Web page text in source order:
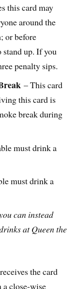
this card may
around the
or before
stand up. If you
penalty sips.
– This card
this card is
break during
must drink a
must drink a
can instead
at Queen the
the card
close-wise